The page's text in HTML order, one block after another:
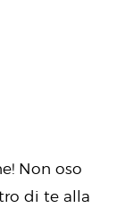
Non oso
di te alla